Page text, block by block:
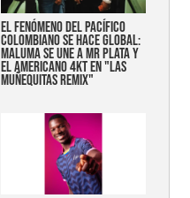
EL FENÓMENO DEL PACÍFICO
COLOMBIANO SE HACE GLOBAL:
MALUMA SE UNE A MR PLATA Y
EL AMERICANO 4KT EN "LAS
MUÑEQUITAS REMIX"